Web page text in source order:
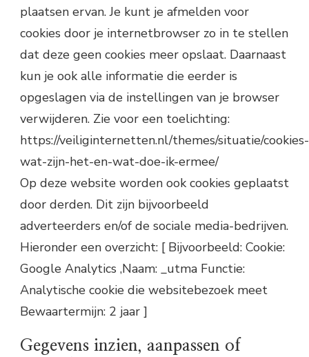
plaatsen ervan. Je kunt je afmelden voor
cookies door je internetbrowser zo in te stellen
dat deze geen cookies meer opslaat. Daarnaast
kun je ook alle informatie die eerder is
opgeslagen via de instellingen van je browser
verwijderen. Zie voor een toelichting:
https://veiliginternetten.nl/themes/situatie/cookies-
wat-zijn-het-en-wat-doe-ik-ermee/
Op deze website worden ook cookies geplaatst
door derden. Dit zijn bijvoorbeeld
adverteerders en/of de sociale media-bedrijven.
Hieronder een overzicht: [ Bijvoorbeeld: Cookie:
Google Analytics ,Naam: _utma Functie:
Analytische cookie die websitebezoek meet
Bewaartermijn: 2 jaar ]
Gegevens inzien, aanpassen of